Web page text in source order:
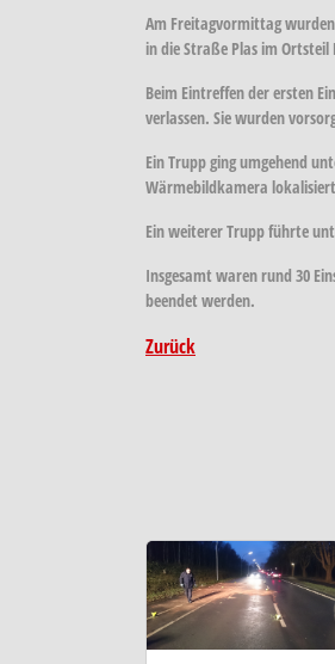
Am Freitagvormittag
in die Straße Plas im
Beim Eintreffen der ersten
verlassen. Sie wurden
Ein Trupp ging umgehend
Wärmebildkamera lokalisiert
Ein weiterer Trupp führte
Insgesamt waren rund 30
beendet werden.
Zurück